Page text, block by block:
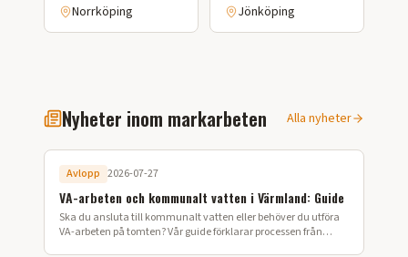
Norrköping Jönköping
Nyheter inom markarbeten Alla nyheter
Avlopp 2026-07-27
VA-arbeten och kommunalt vatten i Värmland: Guide
Ska du ansluta till kommunalt vatten eller behöver du utföra
VA-arbeten på tomten? Vår guide förklarar processen från